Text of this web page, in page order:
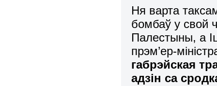
Ня варта
бомбаў у свой
Палестыны, а
прэм’ер-
габрэйская
адзін са